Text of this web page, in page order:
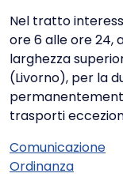
Nel tratto
ore 6 alle ore 24,
larghezza
(Livorno), per la
trasporti
Comunicazione
Ordinanza